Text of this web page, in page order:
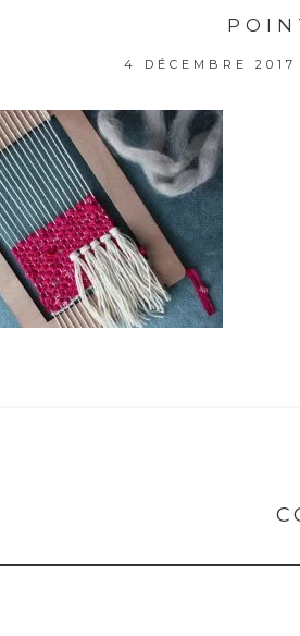
4 DÉCEMBRE 2017